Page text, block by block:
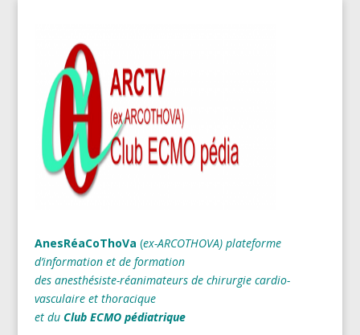
AnesRéaCoThoVa (ex-ARCOTHOVA) plateforme
d’information et de formation
des anesthésiste-réanimateurs de chirurgie cardio-
vasculaire et thoracique
et du Club ECMO pédiatrique